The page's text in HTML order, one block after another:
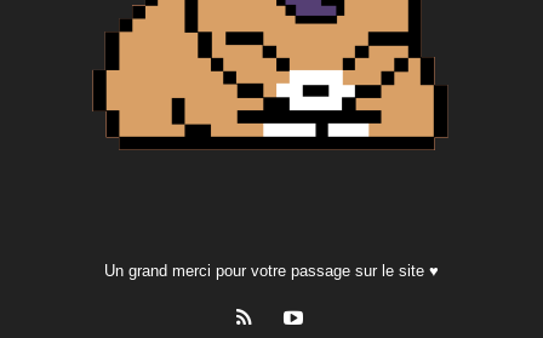
Un grand merci pour votre passage sur le site ♥